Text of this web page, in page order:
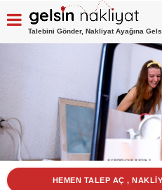
Talebini Gönder, Nakliyat Ayağına
HEMEN TALEP AÇ ,